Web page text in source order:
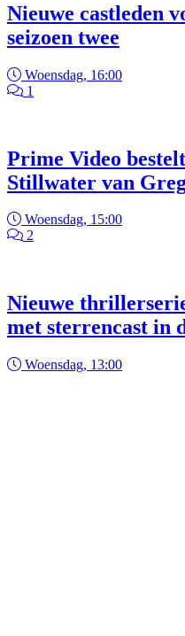
Nieuwe castleden
seizoen twee
Woensdag, 16:00
1
Prime Video
Stillwater van
Woensdag, 15:00
2
Nieuwe
met sterrencast in
Woensdag, 13:00